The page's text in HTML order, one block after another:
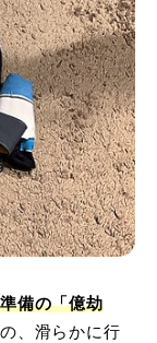
準備の「億劫
、滑らかに行